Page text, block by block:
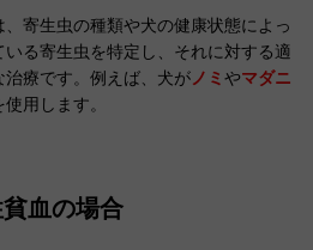
寄生虫の種類や犬の健康状態によっ
る寄生虫を特定し、それに対する適
療です。例えば、犬が ノミ やマダニ
用します。
血の場合